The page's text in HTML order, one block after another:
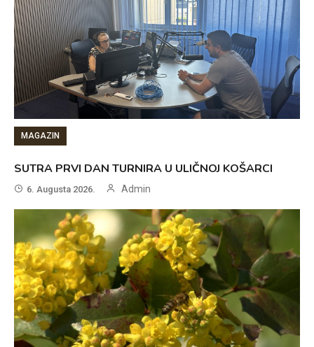
MAGAZIN
SUTRA PRVI DAN TURNIRA U ULIČNOJ KOŠARCI
6. Augusta 2026. Admin